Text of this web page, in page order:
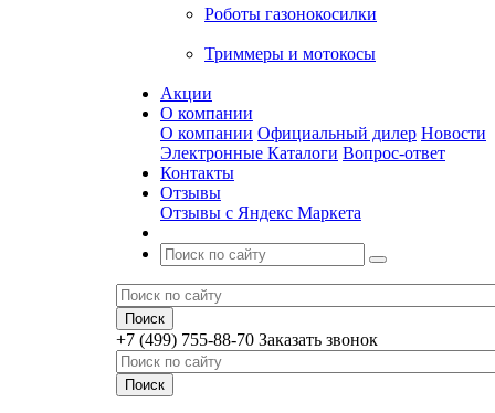
Роботы газонокосилки
Триммеры и мотокосы
Акции
О компании
О компании Официальный дилер Новости
Электронные Каталоги Вопрос-ответ
Контакты
Отзывы
Отзывы с Яндекс Маркета
+7 (499) 755-88-70 Заказать звонок